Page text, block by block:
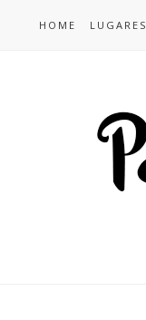
HOME LUGARES